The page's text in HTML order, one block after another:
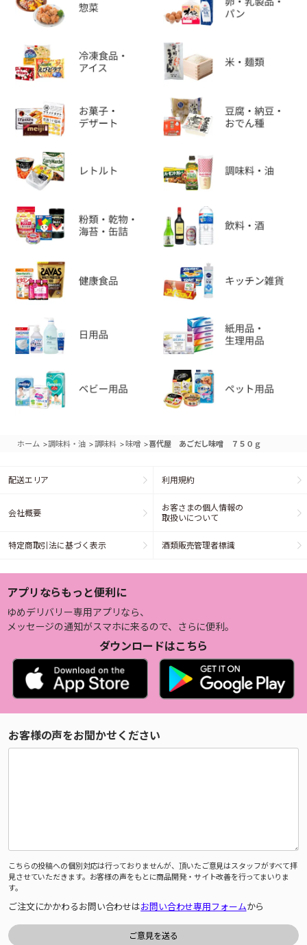
ホーム >調味料・油 >調味料 > 味噌 >喜代屋 あごだし味噌 ７５０ｇ
配送エリア 利用規約
会社概要
お客さまの個人情報の
取扱いについて
特定商取引法に基づく表示 酒類販売管理者標識
アプリならもっと便利に
ゆめデリバリー専用アプリなら、
メッセージの通知がスマホに来るので、さらに便利。
ダウンロードはこちら
お客様の声をお聞かせください
こちらの投稿への個別対応は行っておりませんが、頂いたご意見はスタッフがすべて拝
見させていただきます。お客様の声をもとに商品開発・サイト改善を行ってまいりま
す。
ご注文にかかわるお問い合わせはお問い合わせ専用フォームから